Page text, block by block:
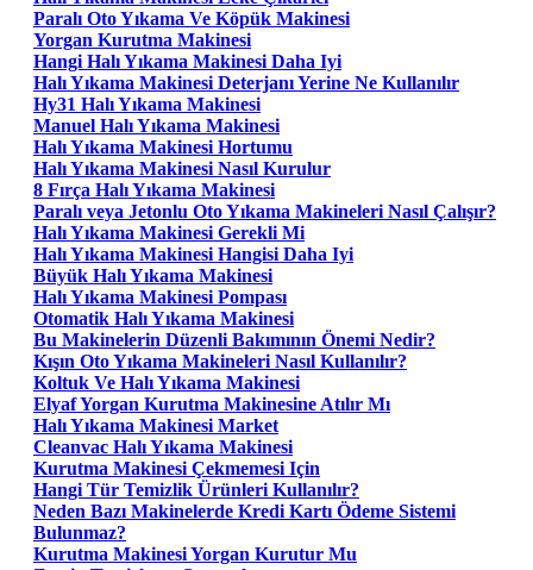
Paralı Oto Yıkama Ve Köpük Makinesi
Yorgan Kurutma Makinesi
Hangi Halı Yıkama Makinesi Daha Iyi
Halı Yıkama Makinesi Deterjanı Yerine Ne Kullanılır
Hy31 Halı Yıkama Makinesi
Manuel Halı Yıkama Makinesi
Halı Yıkama Makinesi Hortumu
Halı Yıkama Makinesi Nasıl Kurulur
8 Fırça Halı Yıkama Makinesi
Paralı veya Jetonlu Oto Yıkama Makineleri Nasıl Çalışır?
Halı Yıkama Makinesi Gerekli Mi
Halı Yıkama Makinesi Hangisi Daha Iyi
Büyük Halı Yıkama Makinesi
Halı Yıkama Makinesi Pompası
Otomatik Halı Yıkama Makinesi
Bu Makinelerin Düzenli Bakımının Önemi Nedir?
Kışın Oto Yıkama Makineleri Nasıl Kullanılır?
Koltuk Ve Halı Yıkama Makinesi
Elyaf Yorgan Kurutma Makinesine Atılır Mı
Halı Yıkama Makinesi Market
Cleanvac Halı Yıkama Makinesi
Kurutma Makinesi Çekmemesi Için
Hangi Tür Temizlik Ürünleri Kullanılır?
Neden Bazı Makinelerde Kredi Kartı Ödeme Sistemi
Bulunmaz?
Kurutma Makinesi Yorgan Kurutur Mu